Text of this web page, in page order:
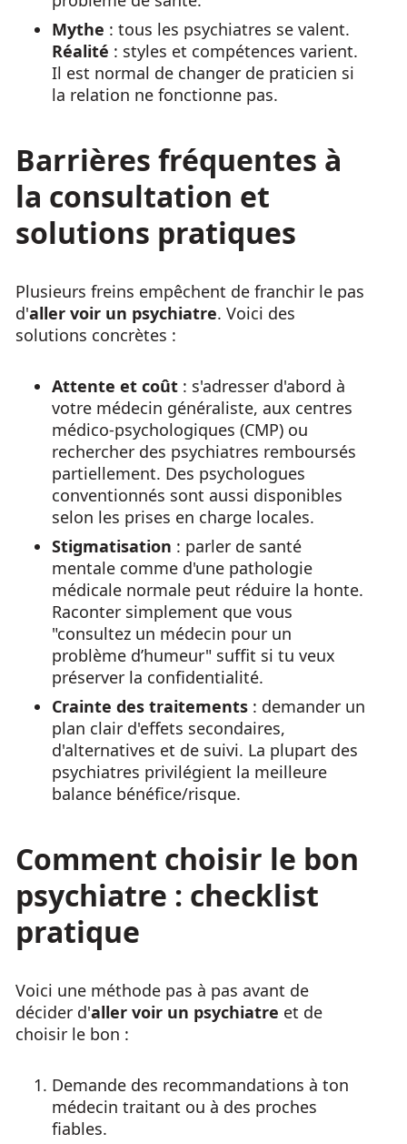
Mythe : tous les psychiatres se valent.
Réalité : styles et compétences varient.
Il est normal de changer de praticien si
la relation ne fonctionne pas.
Barrières fréquentes à
la consultation et
solutions pratiques
Plusieurs freins empêchent de franchir le pas
d'aller voir un psychiatre. Voici des
solutions concrètes :
Attente et coût : s'adresser d'abord à
votre médecin généraliste, aux centres
médico-psychologiques (CMP) ou
rechercher des psychiatres remboursés
partiellement. Des psychologues
conventionnés sont aussi disponibles
selon les prises en charge locales.
Stigmatisation : parler de santé
mentale comme d'une pathologie
médicale normale peut réduire la honte.
Raconter simplement que vous
"consultez un médecin pour un
problème d’humeur" suffit si tu veux
préserver la confidentialité.
Crainte des traitements : demander un
plan clair d'effets secondaires,
d'alternatives et de suivi. La plupart des
psychiatres privilégient la meilleure
balance bénéfice/risque.
Comment choisir le bon
psychiatre : checklist
pratique
Voici une méthode pas à pas avant de
décider d'aller voir un psychiatre et de
choisir le bon :
Demande des recommandations à ton
médecin traitant ou à des proches
fiables.